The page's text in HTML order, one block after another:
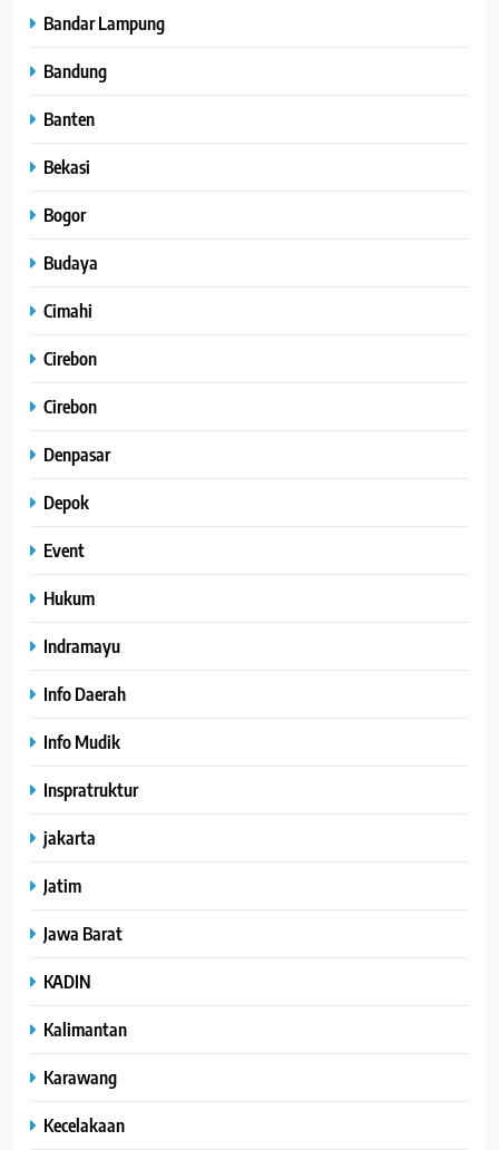
Bandar Lampung
Bandung
Banten
Bekasi
Bogor
Budaya
Cimahi
Cirebon
Cirebon
Denpasar
Depok
Event
Hukum
Indramayu
Info Daerah
Info Mudik
Inspratruktur
jakarta
Jatim
Jawa Barat
KADIN
Kalimantan
Karawang
Kecelakaan